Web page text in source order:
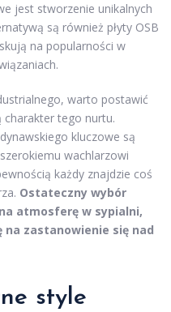
jest stworzenie unikalnych
są również płyty OSB
na popularności w
warto postawić
charakter tego nurtu.
kluczowe są
wachlarzowi
każdy znajdzie coś
Ostateczny wybór
atmosferę w sypialni,
zastanowienie się nad
style